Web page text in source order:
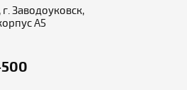
Заводоуковск,
А5